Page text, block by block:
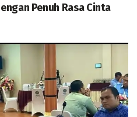
Penuh Rasa Cinta